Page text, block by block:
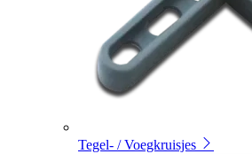
Tegel- / Voegkruisjes